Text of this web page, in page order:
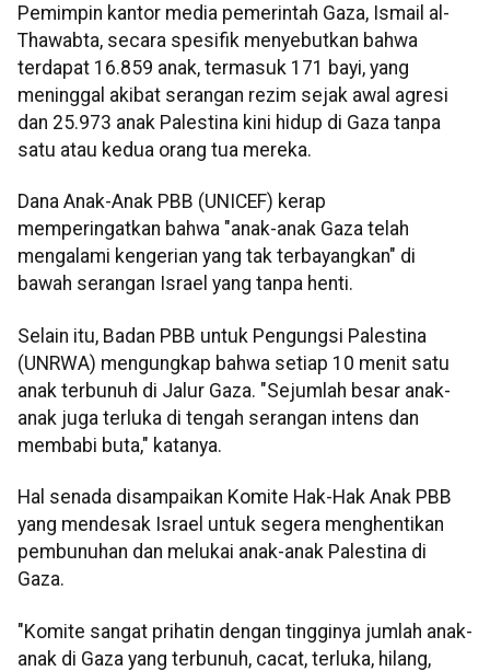
Pemimpin kantor media pemerintah Gaza, Ismail al-
Thawabta, secara spesifik menyebutkan bahwa
terdapat 16.859 anak, termasuk 171 bayi, yang
meninggal akibat serangan rezim sejak awal agresi
dan 25.973 anak Palestina kini hidup di Gaza tanpa
satu atau kedua orang tua mereka.
Dana Anak-Anak PBB (UNICEF) kerap
memperingatkan bahwa "anak-anak Gaza telah
mengalami kengerian yang tak terbayangkan" di
bawah serangan Israel yang tanpa henti.
Selain itu, Badan PBB untuk Pengungsi Palestina
(UNRWA) mengungkap bahwa setiap 10 menit satu
anak terbunuh di Jalur Gaza. "Sejumlah besar anak-
anak juga terluka di tengah serangan intens dan
membabi buta," katanya.
Hal senada disampaikan Komite Hak-Hak Anak PBB
yang mendesak Israel untuk segera menghentikan
pembunuhan dan melukai anak-anak Palestina di
Gaza.
"Komite sangat prihatin dengan tingginya jumlah anak-
anak di Gaza yang terbunuh, cacat, terluka, hilang,